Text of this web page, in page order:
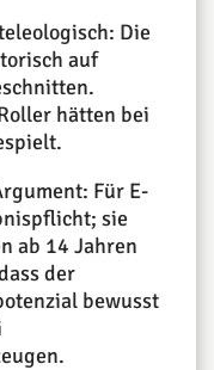
Die
auf
hätten bei
Für E-
sie
ab 14 Jahren
der
bewusst